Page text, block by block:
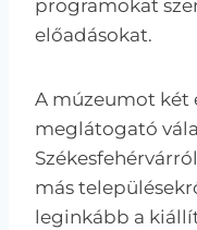
programokat
előadásokat.
A múzeumot két
meglátogató
más
leginkább a